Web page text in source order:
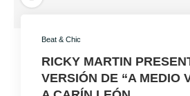
Beat & Chic
RICKY MARTIN
VERSIÓN DE “A MEDIO